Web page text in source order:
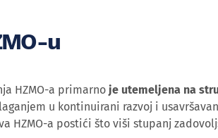
u
HZMO-a primarno je utemeljena na
u kontinuirani razvoj i
HZMO-a postići što viši stupanj